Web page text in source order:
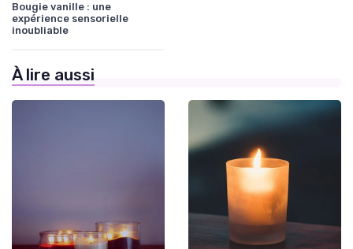
Bougie vanille : une
expérience sensorielle
inoubliable
À lire aussi